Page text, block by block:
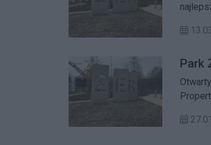
Park